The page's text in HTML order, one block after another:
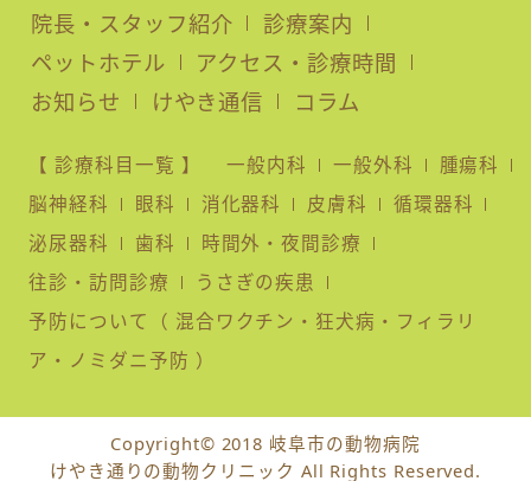
院長・スタッフ紹介
診療案内
ペットホテル
アクセス・診療時間
お知らせ
けやき通信 コラム
【 診療科目一覧 】 一般内科 一般外科
腫瘍科
脳神経科
眼科 消化器科 皮膚科
循環器科
泌尿器科
歯科
時間外・夜間診療
往診・訪問診療
うさぎの疾患
予防について（ 混合ワクチン・狂犬病・フィラリ
ア・ノミダニ予防 ）
Copyright© 2018 岐阜市の動物病院
けやき通りの動物クリニック All Rights Reserved.